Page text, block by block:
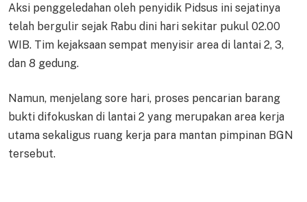
Aksi penggeledahan oleh penyidik Pidsus ini sejatinya
telah bergulir sejak Rabu dini hari sekitar pukul 02.00
WIB. Tim kejaksaan sempat menyisir area di lantai 2, 3,
dan 8 gedung.
Namun, menjelang sore hari, proses pencarian barang
bukti difokuskan di lantai 2 yang merupakan area kerja
utama sekaligus ruang kerja para mantan pimpinan BGN
tersebut.